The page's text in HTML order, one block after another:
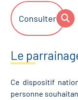
Consulter
Le
Ce dispositif
personne